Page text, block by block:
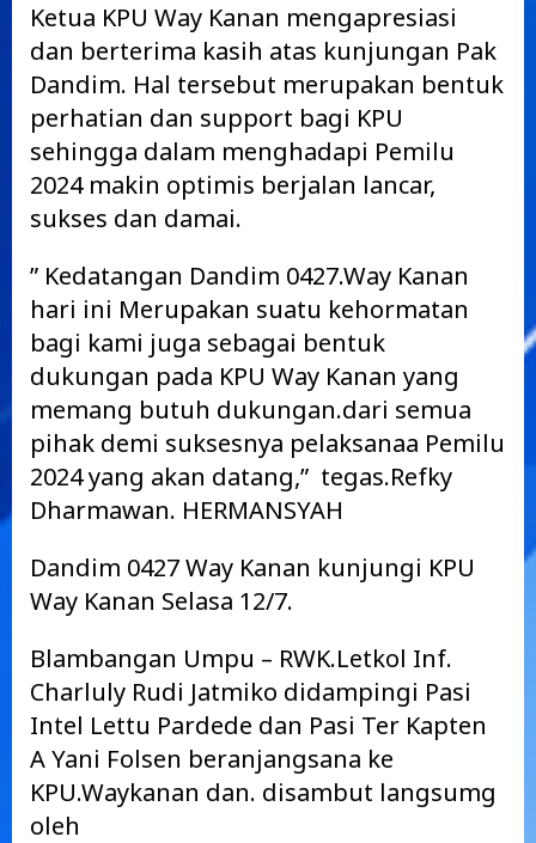
Ketua KPU Way Kanan mengapresiasi
dan berterima kasih atas kunjungan Pak
Dandim. Hal tersebut merupakan bentuk
perhatian dan support bagi KPU
sehingga dalam menghadapi Pemilu
2024 makin optimis berjalan lancar,
sukses dan damai.
” Kedatangan Dandim 0427.Way Kanan
hari ini Merupakan suatu kehormatan
bagi kami juga sebagai bentuk
dukungan pada KPU Way Kanan yang
memang butuh dukungan.dari semua
pihak demi suksesnya pelaksanaa Pemilu
2024 yang akan datang,” tegas.Refky
Dharmawan. HERMANSYAH
Dandim 0427 Way Kanan kunjungi KPU
Way Kanan Selasa 12/7.
Blambangan Umpu – RWK.Letkol Inf.
Charluly Rudi Jatmiko didampingi Pasi
Intel Lettu Pardede dan Pasi Ter Kapten
A Yani Folsen beranjangsana ke
KPU.Waykanan dan. disambut langsumg
oleh